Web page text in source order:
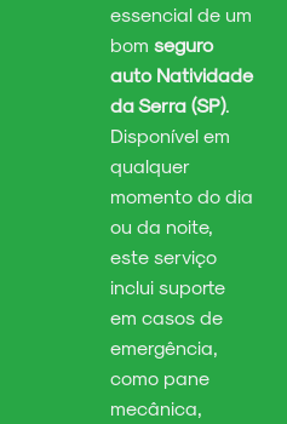
essencial de um
bom seguro
auto Natividade
da Serra (SP).
Disponível em
qualquer
momento do dia
ou da noite,
este serviço
inclui suporte
em casos de
emergência,
como pane
mecânica,